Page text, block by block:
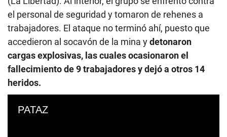
el personal de seguridad y tomaron de rehenes a
trabajadores. El ataque no terminó ahí, puesto que
accedieron al socavón de la mina ydetonaron
cargas explosivas, las cuales ocasionaron el
fallecimiento de 9 trabajadores y dejó a otros 14
heridos.
PATAZ